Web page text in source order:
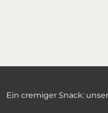
Ein cremiger Snack: